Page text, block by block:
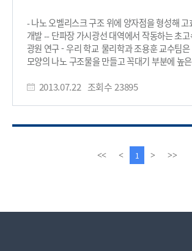
- 나노 오벨리스크 구조 위에 양자점을 형성해
개발 -- 단파장 가시광선 대역에서 작동하는 초
광원 연구 - 우리 학교 물리학과 조용훈 교수팀
모양의 나노 구조물을 만들고 꼭대기 부분에 높
구현하는데 성공했다. 연구결과는 네이처
크기에 3차원적으로 구속해 불연속적인 에너지
양자정보 통신, 양자 암호의 핵심 구성 요소인 양
수 있다. 특히, 반도체 양자점의 경우 높은 구동
있어 단일 양자점 하나의 특성을 파악하기 어렵
2013.07.22 조회수 23895
<< <이
전
1 > >>